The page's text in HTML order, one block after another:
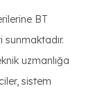
BT
uzmanlığa
sistem